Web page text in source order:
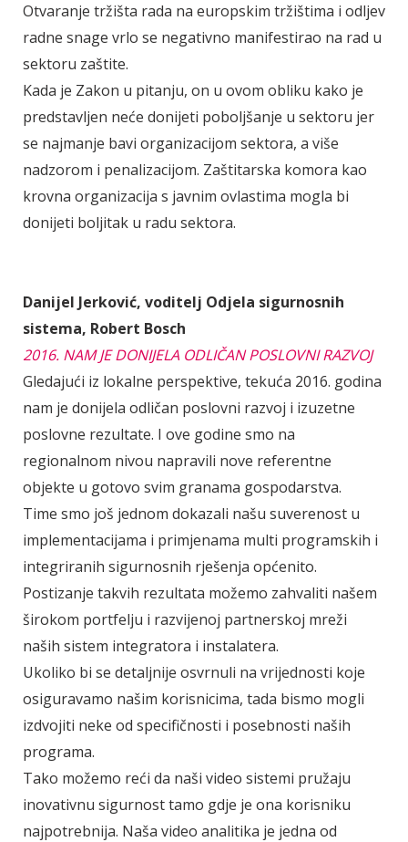
Otvaranje tržišta rada na europskim tržištima i odljev
radne snage vrlo se negativno manifestirao na rad u
sektoru zaštite.
Kada je Zakon u pitanju, on u ovom obliku kako je
predstavljen neće donijeti poboljšanje u sektoru jer
se najmanje bavi organizacijom sektora, a više
nadzorom i penalizacijom. Zaštitarska komora kao
krovna organizacija s javnim ovlastima mogla bi
donijeti boljitak u radu sektora.
Danijel Jerković, voditelj Odjela sigurnosnih
sistema, Robert Bosch
2016. NAM JE DONIJELA ODLIČAN POSLOVNI RAZVOJ
Gledajući iz lokalne perspektive, tekuća 2016. godina
nam je donijela odličan poslovni razvoj i izuzetne
poslovne rezultate. I ove godine smo na
regionalnom nivou napravili nove referentne
objekte u gotovo svim granama gospodarstva.
Time smo još jednom dokazali našu suverenost u
implementacijama i primjenama multi programskih i
integriranih sigurnosnih rješenja općenito.
Postizanje takvih rezultata možemo zahvaliti našem
širokom portfelju i razvijenoj partnerskoj mreži
naših sistem integratora i instalatera.
Ukoliko bi se detaljnije osvrnuli na vrijednosti koje
osiguravamo našim korisnicima, tada bismo mogli
izdvojiti neke od specifičnosti i posebnosti naših
programa.
Tako možemo reći da naši video sistemi pružaju
inovativnu sigurnost tamo gdje je ona korisniku
najpotrebnija. Naša video analitika je jedna od